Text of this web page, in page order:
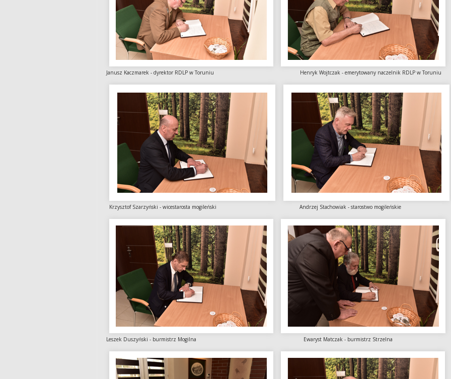
Janusz Kaczmarek - dyrektor RDLP w Toruniu Henryk Wojtczak - emerytowany naczelnik RDLP w Toruniu
Krzysztof Szarzyński - wicestarosta mogileński Andrzej Stachowiak - starostwo mogileńskie
Leszek Duszyński - burmistrz Mogilna Ewaryst Matczak - burmistrz Strzelna